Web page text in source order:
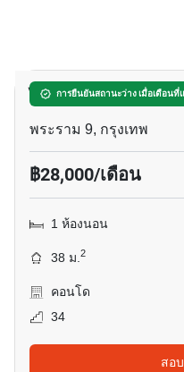
การยืนยันสถานะว่าง เมื่อเดือนที่
ไอดีโอ พระราม 9 -
พระราม 9, กรุงเทพ
฿28,000/เดือน
1 ห้องนอน
38 ม.2
คอนโด
34
สอ